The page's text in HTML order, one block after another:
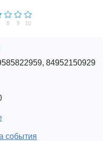
10
9
8
84952150929
события